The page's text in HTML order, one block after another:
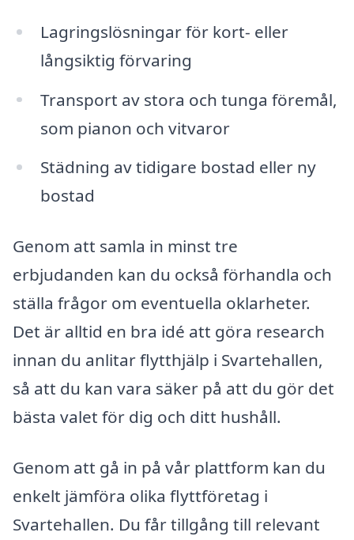
Lagringslösningar för kort- eller
långsiktig förvaring
Transport av stora och tunga föremål,
som pianon och vitvaror
Städning av tidigare bostad eller ny
bostad
Genom att samla in minst tre
erbjudanden kan du också förhandla och
ställa frågor om eventuella oklarheter.
Det är alltid en bra idé att göra research
innan du anlitar flytthjälp i Svartehallen,
så att du kan vara säker på att du gör det
bästa valet för dig och ditt hushåll.
Genom att gå in på vår plattform kan du
enkelt jämföra olika flyttföretag i
Svartehallen. Du får tillgång till relevant